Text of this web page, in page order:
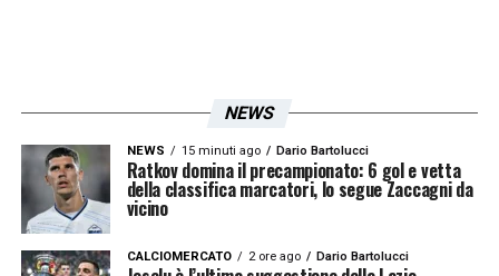
NEWS
NEWS 15 minuti ago Dario Bartolucci
Ratkov domina il precampionato: 6 gol e vetta
della classifica marcatori, lo segue Zaccagni da
vicino
CALCIOMERCATO 2 ore ago Dario Bartolucci